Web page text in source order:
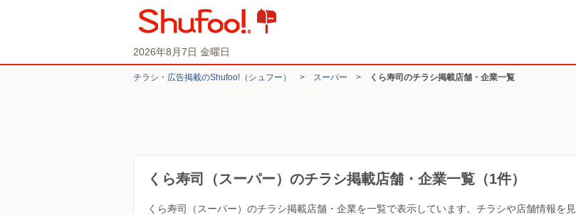
2026年8月7日 金曜日
チラシ・​広告掲載の​Shufoo!​（シュフー） > スーパー > くら寿司のチラシ掲載店舗・企業一覧
くら寿司（スーパー）のチラシ掲載店舗・企業一覧（1件）
くら寿司（スーパー）のチラシ掲載店舗・企業を一覧で表示しています。チラシや店舗情報を見